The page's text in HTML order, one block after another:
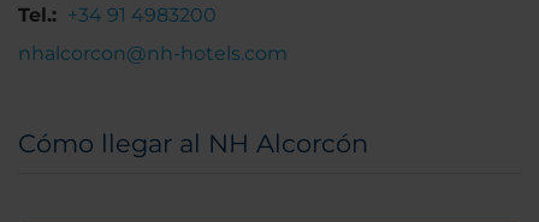
Tel.: +34 91 4983200
nhalcorcon@nh-hotels.com
Cómo llegar al NH Alcorcón